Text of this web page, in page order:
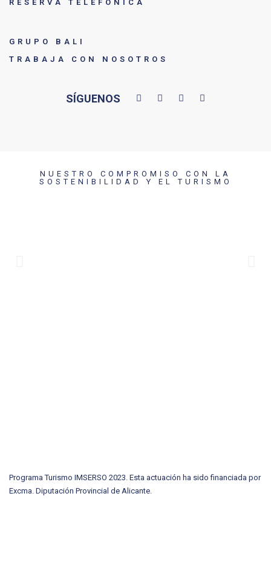
RESERVA TELEFÓNICA
GRUPO BALI
TRABAJA CON NOSOTROS
SÍGUENOS
NUESTRO COMPROMISO CON LA
SOSTENIBILIDAD Y EL TURISMO
Programa Turismo IMSERSO 2023. Esta actuación ha sido financiada por
Excma. Diputación Provincial de Alicante.